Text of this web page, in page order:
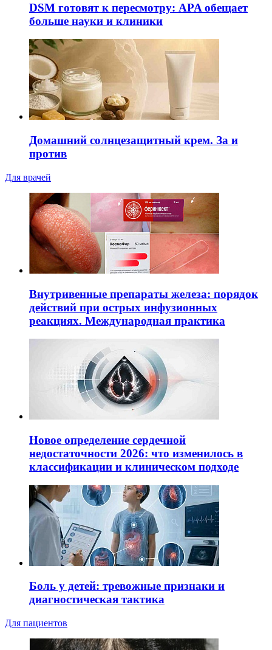
DSM готовят к пересмотру: APA обещает
больше науки и клиники
Домашний солнцезащитный крем. За и
против
Для врачей
Внутривенные препараты железа: порядок
действий при острых инфузионных
реакциях. Международная практика
Новое определение сердечной
недостаточности 2026: что изменилось в
классификации и клиническом подходе
Боль у детей: тревожные признаки и
диагностическая тактика
Для пациентов